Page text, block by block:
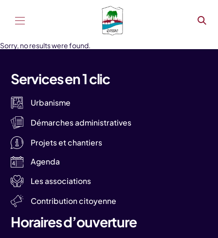
Sorry, no results were found.
Services en 1 clic
Urbanisme
Démarches administratives
Projets et chantiers
Agenda
Les associations
Contribution citoyenne
Horaires d’ouverture